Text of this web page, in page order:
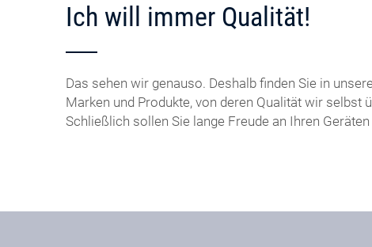
Ich will immer Qualität!
Das sehen wir genauso. Deshalb finden Sie in
Marken und Produkte, von deren Qualität wir selbst
Schließlich sollen Sie lange Freude an Ihren Geräten